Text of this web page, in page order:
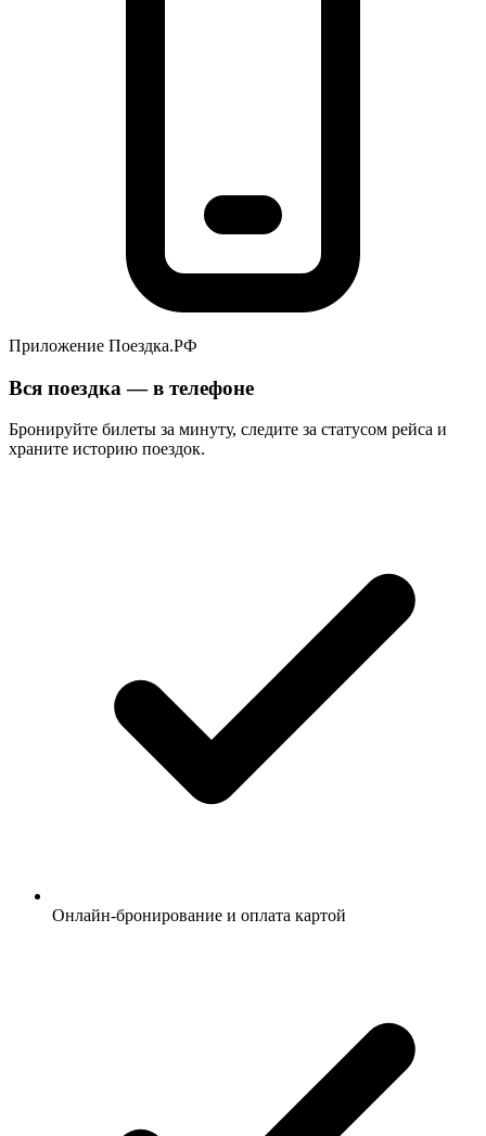
Приложение Поездка.РФ
Вся поездка — в телефоне
Бронируйте билеты за минуту, следите за статусом рейса и
храните историю поездок.
Онлайн-бронирование и оплата картой